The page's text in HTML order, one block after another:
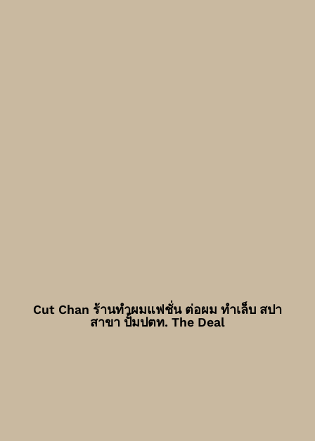
Cut Chan ร้านทำผมแฟชั่น ต่อผม ทำเล็บ สปา
สาขา ปั้มปตท. The Deal